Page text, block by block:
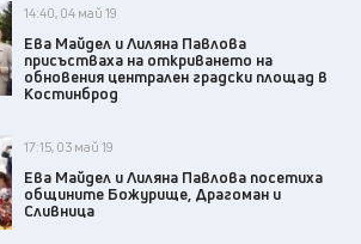
14:40, 04 май 19
Ева Майдел и Лиляна Павлова
присъстваха на откриването на
обновения централен градски площад в
Костинброд
17:15, 03 май 19
Ева Майдел и Лиляна Павлова посетиха
общините Божурище, Драгоман и
Сливница